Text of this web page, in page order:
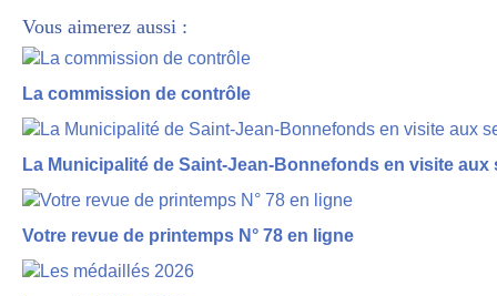
Vous aimerez aussi :
La commission de contrôle
La Municipalité de Saint-Jean-Bonnefonds en visite aux
Votre revue de printemps N° 78 en ligne